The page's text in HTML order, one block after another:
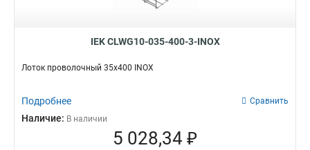
IEK CLWG10-035-400-3-INOX
Лоток проволочный 35х400 INOX
Подробнее Сравнить
Наличие: В наличии
5 028,34 ₽